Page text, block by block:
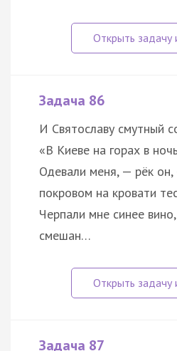
Задача 86
И Святославу смутный
«В Киеве на горах в
Одевали меня, — рёк
покровом на кровати
Черпали мне синее
смешан…
Задача 87